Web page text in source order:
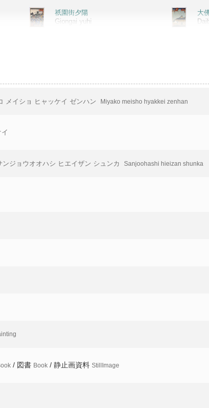
祇園街夕陽
Giongai yuhi
大
Yoshida asagiri
双林寺朧夜
南禅寺山門深雪
洛
Iwayasan kombuji
メイショ ヒャッケイ ゼンハン Miyako meisho hyakkei zenhan
ンジョウオオハシ ヒエイザン シュンカ Sanjoohashi hieizan shunka
/ 図書 Book/ 静止画資料 StillImage